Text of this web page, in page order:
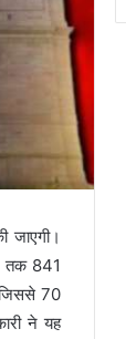
जाएगी।
तक 841
जिससे 70
ने यह